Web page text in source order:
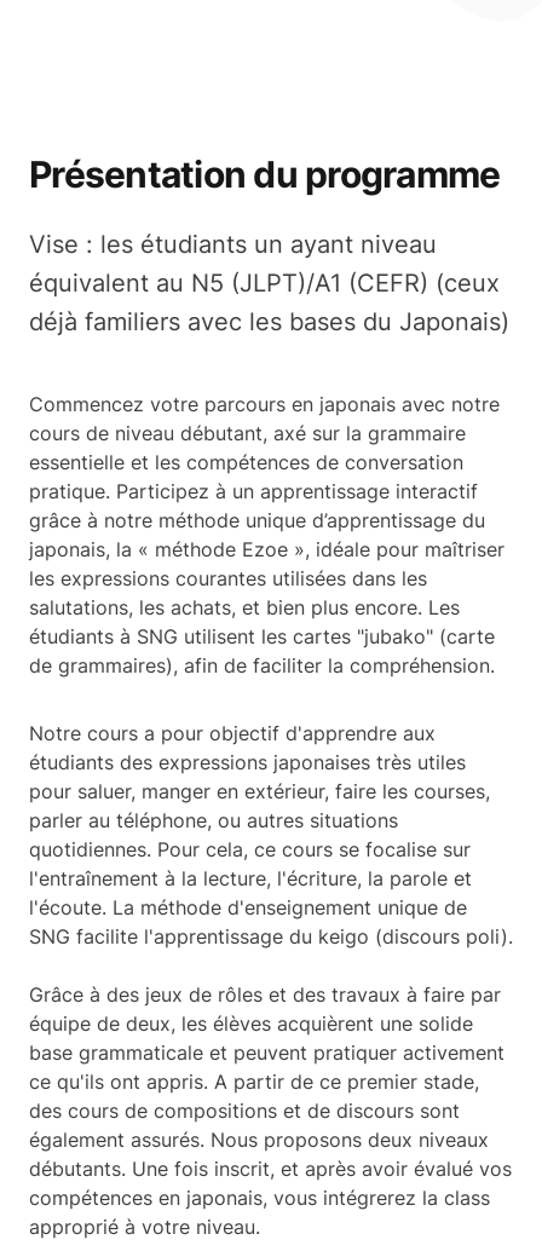
Présentation du programme
Vise : les étudiants un ayant niveau
équivalent au N5 (JLPT)/A1 (CEFR) (ceux
déjà familiers avec les bases du Japonais)
Commencez votre parcours en japonais avec notre
cours de niveau débutant, axé sur la grammaire
essentielle et les compétences de conversation
pratique. Participez à un apprentissage interactif
grâce à notre méthode unique d’apprentissage du
japonais, la « méthode Ezoe », idéale pour maîtriser
les expressions courantes utilisées dans les
salutations, les achats, et bien plus encore. Les
étudiants à SNG utilisent les cartes "jubako" (carte
de grammaires), afin de faciliter la compréhension.
Notre cours a pour objectif d'apprendre aux
étudiants des expressions japonaises très utiles
pour saluer, manger en extérieur, faire les courses,
parler au téléphone, ou autres situations
quotidiennes. Pour cela, ce cours se focalise sur
l'entraînement à la lecture, l'écriture, la parole et
l'écoute. La méthode d'enseignement unique de
SNG facilite l'apprentissage du keigo (discours poli).
Grâce à des jeux de rôles et des travaux à faire par
équipe de deux, les élèves acquièrent une solide
base grammaticale et peuvent pratiquer activement
ce qu'ils ont appris. A partir de ce premier stade,
des cours de compositions et de discours sont
également assurés. Nous proposons deux niveaux
débutants. Une fois inscrit, et après avoir évalué vos
compétences en japonais, vous intégrerez la class
approprié à votre niveau.